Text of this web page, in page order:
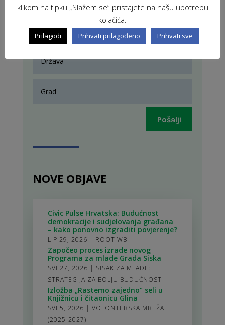
Pošalji
NOVE OBJAVE
Civic Pulse Hrvatska: Budućnost
demokracije i sudjelovanja građana
– kako ponovno izgraditi povjerenje?
LIP 29, 2026 | ROOT WB
Započeo proces izrade novog
Programa za mlade Grada Siska
SVI 27, 2026 | SISAK ZA MLADE:
STRATEGIJA ZA BOLJU BUDUĆNOST
Izložba „Rastemo zajedno“ seli u
Knjižnicu i čitaonicu Glina
SVI 5, 2026 | VOLONTERSKA MREŽA
(2025-2027)
klikom na tipku „Slažem se“ pristajete na našu upotrebu
kolačića.
Prilagodi Prihvati prilagođeno Prihvati sve